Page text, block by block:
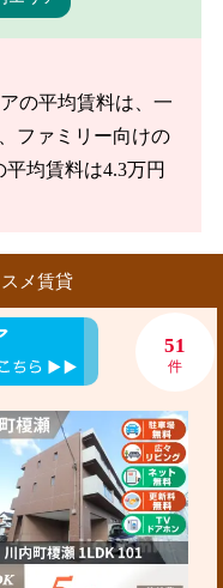
の平均賃料は、一
ファミリー向けの
均賃料は4.3万円
メ賃貸
51
件